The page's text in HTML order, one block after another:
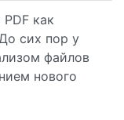
как
сих пор у
файлов
нового